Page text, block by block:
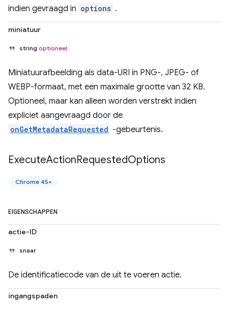
indien gevraagd in options .
miniatuur
string optioneel
Miniatuurafbeelding als data-URI in PNG-, JPEG- of
WEBP-formaat, met een maximale grootte van 32 KB.
Optioneel, maar kan alleen worden verstrekt indien
expliciet aangevraagd door de
onGetMetadataRequested -gebeurtenis.
ExecuteActionRequestedOptions
Chrome 45+
EIGENSCHAPPEN
actie-ID
snaar
De identificatiecode van de uit te voeren actie.
ingangspaden